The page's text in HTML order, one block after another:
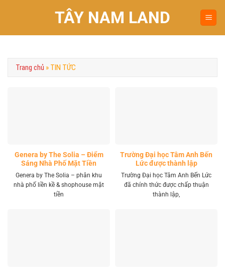
TÂY NAM LAND
Trang chủ » TIN TỨC
Genera by The Solia – Điểm
Sáng Nhà Phố Mặt Tiền
Vành Đai 4 Khu Tây
Genera by The Solia – phân khu
nhà phố liền kề & shophouse mặt
tiền
Trường Đại học Tâm Anh Bến
Lức được thành lập
Trường Đại học Tâm Anh Bến Lức
đã chính thức được chấp thuận
thành lập,